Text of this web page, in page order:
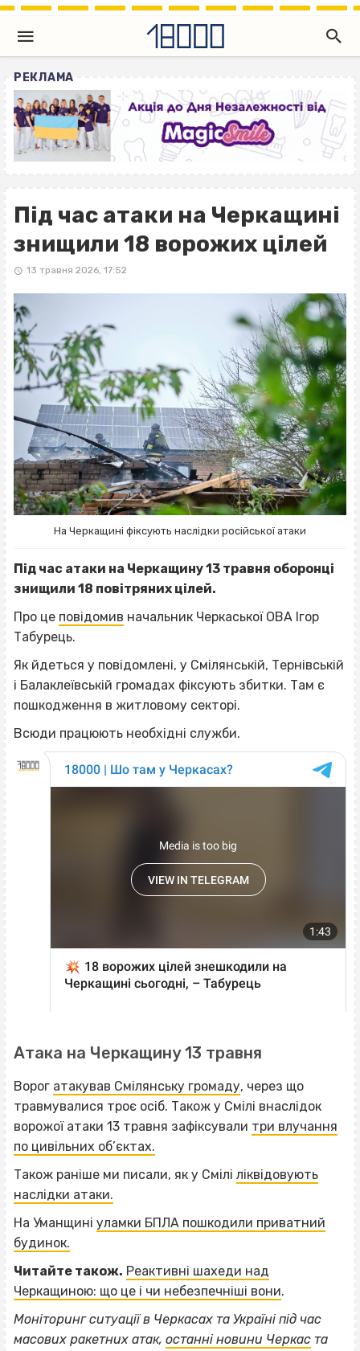
РЕКЛАМА
Під час атаки на Черкащині
знищили 18 ворожих цілей
13 травня 2026, 17:52
На Черкащині фіксують наслідки російської атаки
Під час атаки на Черкащину 13 травня оборонці
знищили 18 повітряних цілей.
Про це повідомив начальник Черкаської ОВА Ігор
Табурець.
Як йдеться у повідомлені, у Смілянській, Тернівській
і Балаклеївській громадах фіксують збитки. Там є
пошкодження в житловому секторі.
Всюди працюють необхідні служби.
Атака на Черкащину 13 травня
Ворог атакував Смілянську громаду, через що
травмувалися троє осіб. Також у Смілі внаслідок
ворожої атаки 13 травня зафіксували три влучання
по цивільних об’єктах.
Також раніше ми писали, як у Смілі ліквідовують
наслідки атаки.
На Уманщині уламки БПЛА пошкодили приватний
будинок.
Читайте також. Реактивні шахеди над
Черкащиною: що це і чи небезпечніші вони.
Моніторинг ситуації в Черкасах та Україні під час
масових ракетних атак, останні новини Черкас та